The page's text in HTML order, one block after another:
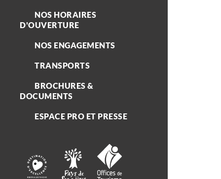
NOS HORAIRES
D'OUVERTURE
NOS ENGAGEMENTS
TRANSPORTS
BROCHURES &
DOCUMENTS
ESPACE PRO ET PRESSE